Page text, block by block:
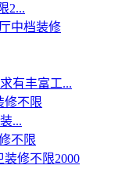
2...
中档装修
有丰富工...
...
不限